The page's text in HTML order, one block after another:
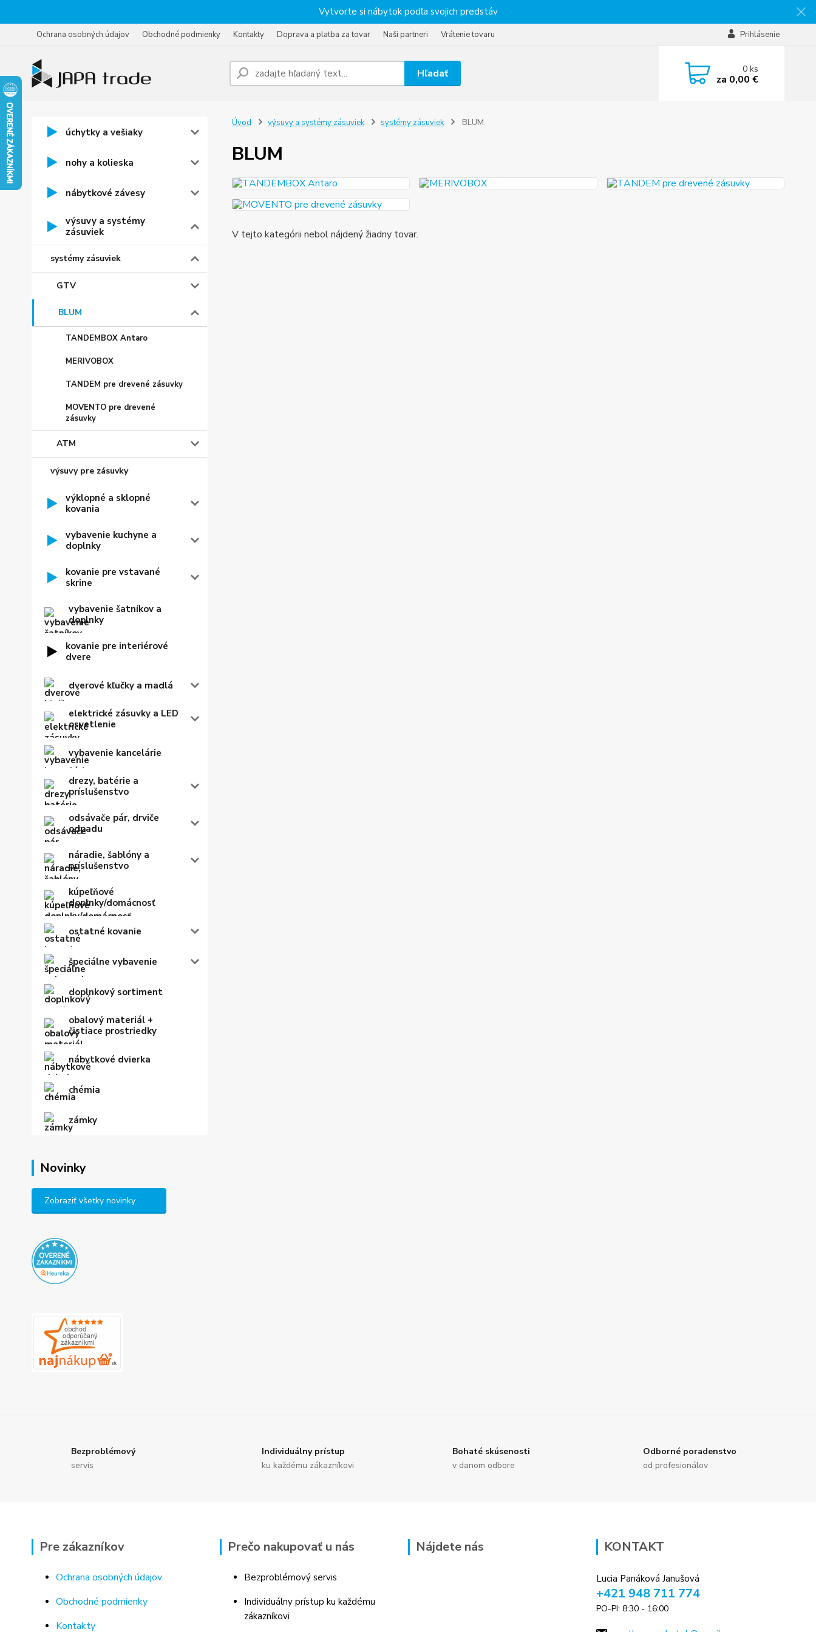
Vytvorte si nábytok podľa svojich predstáv
Ochrana osobných údajov Obchodné podmienky Kontakty Doprava a platba za tovar Naši partneri Vrátenie tovaru Prihlásenie
Hľadať 0ks
za 0,00 €
úchytky a vešiaky
nohy a kolieska
nábytkové závesy
výsuvy a systémy
zásuviek
systémy zásuviek
GTV
BLUM
TANDEMBOX Antaro
MERIVOBOX
TANDEM pre drevené zásuvky
MOVENTO pre drevené
zásuvky
ATM
výsuvy pre zásuvky
výklopné a sklopné
kovania
vybavenie kuchyne a
doplnky
kovanie pre vstavané
skrine
vybavenie šatníkov a
doplnky
kovanie pre interiérové
dvere
dverové kľučky a madlá
elektrické zásuvky a LED
osvetlenie
vybavenie kancelárie
drezy, batérie a
príslušenstvo
odsávače pár, drviče
odpadu
náradie, šablóny a
príslušenstvo
kúpeľňové
doplnky/domácnosť
ostatné kovanie
špeciálne vybavenie
doplnkový sortiment
obalový materiál +
čistiace prostriedky
nábytkové dvierka
chémia
zámky
Novinky
Zobraziť všetky novinky
Úvod výsuvy a systémy zásuviek systémy zásuviek BLUM
BLUM
V tejto kategórii nebol nájdený žiadny tovar.
Bezproblémový
servis
Individuálny prístup
ku každému zákazníkovi
Bohaté skúsenosti
v danom odbore
Odborné poradenstvo
od profesionálov
Pre zákazníkov
Ochrana osobných údajov
Obchodné podmienky
Kontakty
Prečo nakupovať u nás
Bezproblémový servis
Individuálny prístup ku každému
zákazníkovi
Nájdete nás KONTAKT
Lucia Panáková Janušová
+421 948 711 774
PO-PI: 8:30 - 16:00